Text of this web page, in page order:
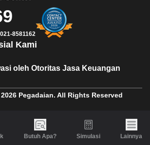
Butuh Apa? Simulasi Lainnya
oleh Otoritas Jasa Keuangan
Kami
021-8581162
Pegadaian. All Rights Reserved